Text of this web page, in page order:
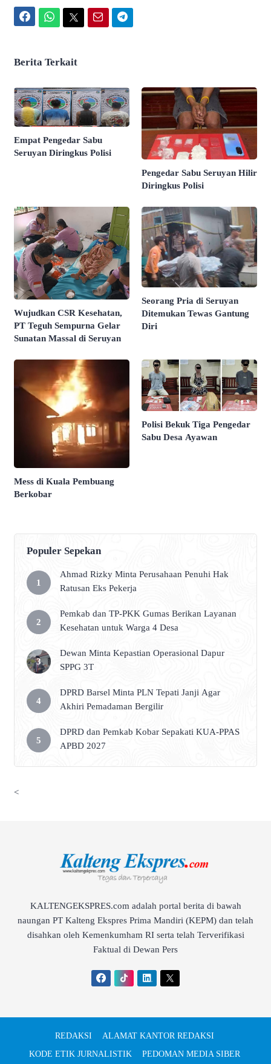
Berita Terkait
Empat Pengedar Sabu
Seruyan Diringkus Polisi
Pengedar Sabu Seruyan Hilir
Diringkus Polisi
Wujudkan CSR Kesehatan,
PT Teguh Sempurna Gelar
Sunatan Massal di Seruyan
Seorang Pria di Seruyan
Ditemukan Tewas Gantung
Diri
Mess di Kuala Pembuang
Berkobar
Polisi Bekuk Tiga Pengedar
Sabu Desa Ayawan
Populer Sepekan
Ahmad Rizky Minta Perusahaan Penuhi Hak
Ratusan Eks Pekerja
Pemkab dan TP-PKK Gumas Berikan Layanan
Kesehatan untuk Warga 4 Desa
Dewan Minta Kepastian Operasional Dapur
SPPG 3T
DPRD Barsel Minta PLN Tepati Janji Agar
Akhiri Pemadaman Bergilir
DPRD dan Pemkab Kobar Sepakati KUA-PPAS
APBD 2027
<
KALTENGEKSPRES.com adalah portal berita di bawah
naungan PT Kalteng Ekspres Prima Mandiri (KEPM) dan telah
disahkan oleh Kemenkumham RI serta telah Terverifikasi
Faktual di Dewan Pers
REDAKSI
ALAMAT KANTOR REDAKSI
KODE ETIK JURNALISTIK
PEDOMAN MEDIA SIBER